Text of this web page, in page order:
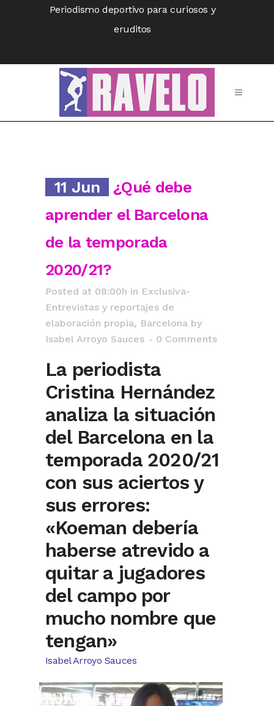
Periodismo deportivo para curiosos y
eruditos
11 Jun
¿Qué debe
aprender el Barcelona
de la temporada
2020/21?
Posted at 08:00h in Exclusiva-
Entrevistas y reportajes de
elaboración propia, Barcelona by
Isabel Arroyo Sauces
0 Comments
La periodista
Cristina Hernández
analiza la situación
del Barcelona en la
temporada 2020/21
con sus aciertos y
sus errores:
«Koeman debería
haberse atrevido a
quitar a jugadores
del campo por
mucho nombre que
tengan»
Isabel Arroyo Sauces